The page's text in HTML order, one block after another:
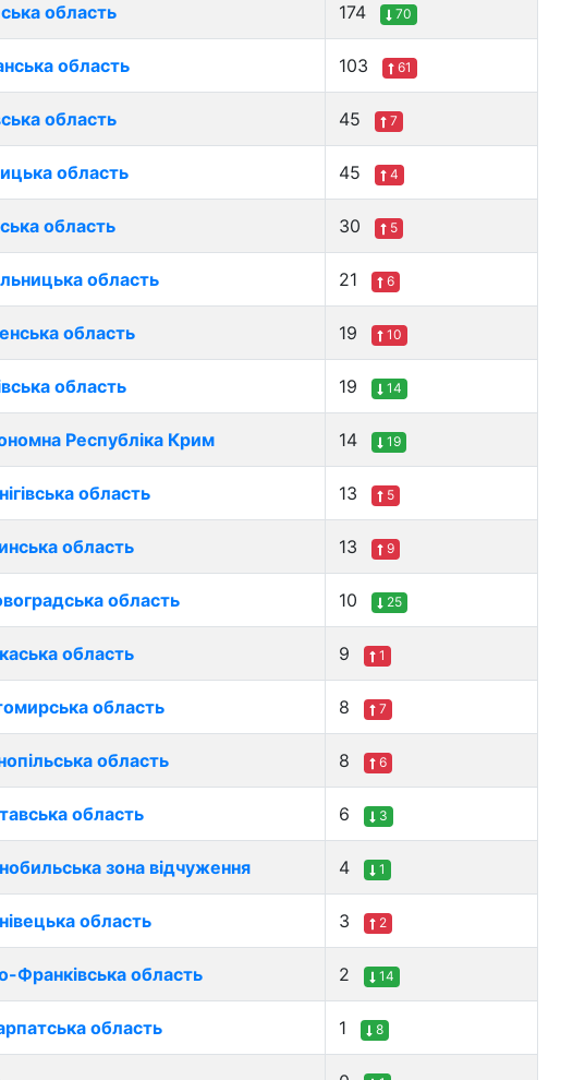
область 174 70
область 103 61
область 45 7
область 45 4
область 30 5
область 21 6
область 19 10
область 19 14
Республіка Крим 14 19
область 13 5
область 13 9
область 10 25
область 9 1
область 8 7
область 8 6
область 6 3
зона відчуження 4 1
область 3 2
Франківська область 2 14
область 1 8